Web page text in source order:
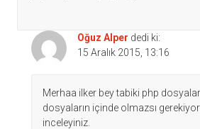
Oğuz Alper dedi ki:
15 Aralık 2015, 13:16
Merhaa ilker bey tabiki php
dosyaların içinde olmazsı
inceleyiniz.